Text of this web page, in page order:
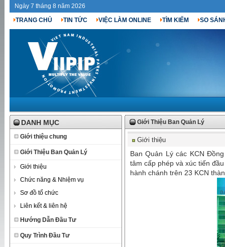
Ngày 7 tháng 8 năm 2026
TRANG CHỦ
TIN TỨC VIỆC LÀM ONLINE TÌM KIẾM SO
DANH MỤC
Giới thiệu chung
Giới Thiệu Ban Quản Lý
Giới thiệu
Chức năng & Nhiệm vụ
Sơ đồ tổ chức
Liên kết & liên hệ
Hướng Dẫn Đầu Tư
Quy Trình Đầu Tư
Giới Thiệu Ban Quản Lý
Giới thiệu
Ban Quản Lý các KCN
tâm cấp phép và xúc tiến
hành chánh trên 23 KCN